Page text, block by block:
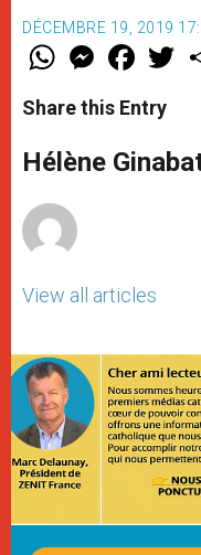
DÉCEMBRE 19, 2019
W
t
s
p
p
M
e
s
e
g
e
F
a
e
b
o
k
w
r
Share this Entry
Hélène
View all articles